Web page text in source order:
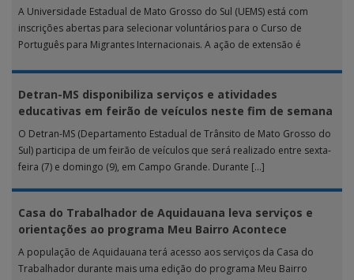
A Universidade Estadual de Mato Grosso do Sul (UEMS) está com
inscrições abertas para selecionar voluntários para o Curso de
Português para Migrantes Internacionais. A ação de extensão é
Detran-MS disponibiliza serviços e atividades
educativas em feirão de veículos neste fim de semana
O Detran-MS (Departamento Estadual de Trânsito de Mato Grosso do
Sul) participa de um feirão de veículos que será realizado entre sexta-
feira (7) e domingo (9), em Campo Grande. Durante […]
Casa do Trabalhador de Aquidauana leva serviços e
orientações ao programa Meu Bairro Acontece
A população de Aquidauana terá acesso aos serviços da Casa do
Trabalhador durante mais uma edição do programa Meu Bairro